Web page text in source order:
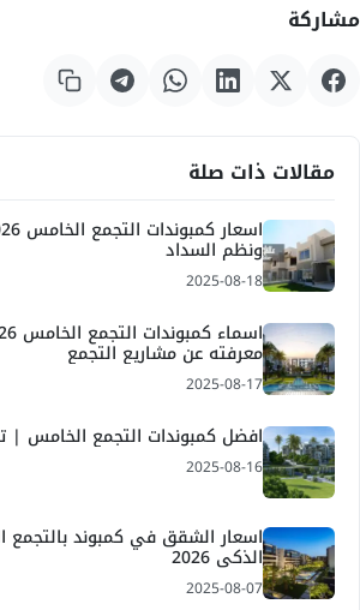
مشاركة
مقالات ذات صلة
ونظم السداد
2025-08-18
معرفته عن مشاريع التجمع
2025-08-17
افضل كمبوندات التجمع الخامس |
2025-08-16
اسعار الشقق في كمبوند بالتجمع
الذكي 2026
2025-08-07